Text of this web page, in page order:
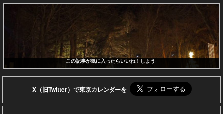
この記事が気に入ったらいいね！しよう
X（旧Twitter）で東京カレンダーを